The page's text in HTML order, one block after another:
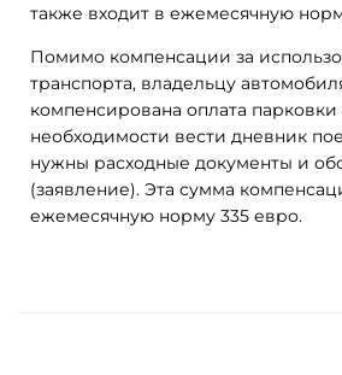
также входит в ежемесячную
Помимо компенсации за
транспорта, владельцу
компенсирована оплата
необходимости вести дневник
нужны расходные документы и
(заявление). Эта сумма
ежемесячную норму 335 евро.